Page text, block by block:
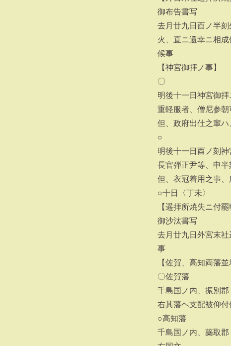
御布告書写
去月廿九日酉ノ半
火、直ニ還幸ニ相
候事
【神宮御拝ノ事】
〇
明後十一日神宮御
重軽服者、僧尼参
但、政府出仕之輩
○
明後十一日酉ノ刻
長官弾正尹等、申
但、衣冠着用之事
○十日〈丁未〉
【遥拝所焼失ニ付罷
御沙汰書写
去月廿九日外宮末
事
【佐賀、高知両藩
〇佐賀藩
千島国ノ内、振別郡
右其藩ヘ支配被仰
○高知藩
千島国ノ内、蘂取郡